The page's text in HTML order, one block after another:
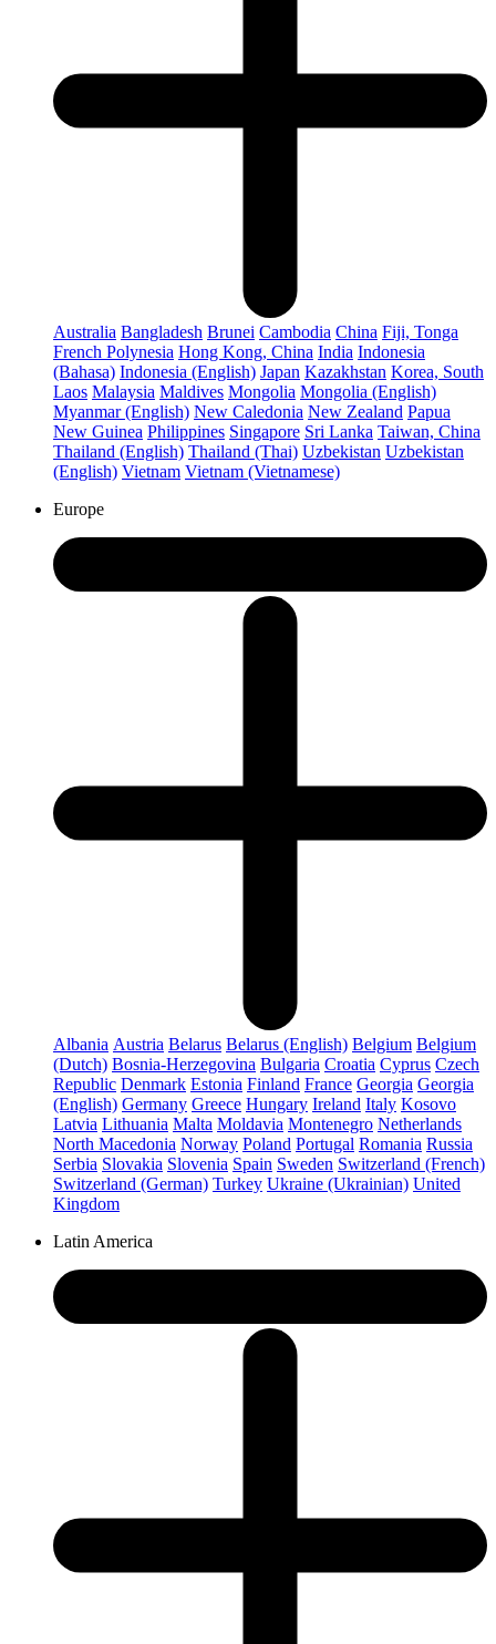
Australia Bangladesh Brunei Cambodia China Fiji, Tonga
French Polynesia Hong Kong, China India Indonesia
(Bahasa) Indonesia (English) Japan Kazakhstan Korea, South
Laos Malaysia Maldives Mongolia Mongolia (English)
Myanmar (English) New Caledonia New Zealand Papua
New Guinea Philippines Singapore Sri Lanka Taiwan, China
Thailand (English) Thailand (Thai) Uzbekistan Uzbekistan
(English) Vietnam Vietnam (Vietnamese)
Europe
Albania Austria Belarus Belarus (English) Belgium Belgium
(Dutch) Bosnia-Herzegovina Bulgaria Croatia Cyprus Czech
Republic Denmark Estonia Finland France Georgia Georgia
(English) Germany Greece Hungary Ireland Italy Kosovo
Latvia Lithuania Malta Moldavia Montenegro Netherlands
North Macedonia Norway Poland Portugal Romania Russia
Serbia Slovakia Slovenia Spain Sweden Switzerland (French)
Switzerland (German) Turkey Ukraine (Ukrainian) United
Kingdom
Latin America